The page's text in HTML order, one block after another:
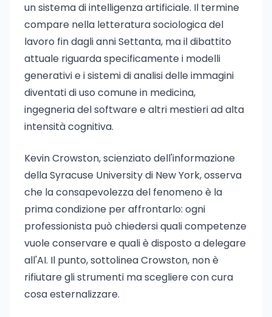
un sistema di intelligenza artificiale. Il termine
compare nella letteratura sociologica del
lavoro fin dagli anni Settanta, ma il dibattito
attuale riguarda specificamente i modelli
generativi e i sistemi di analisi delle immagini
diventati di uso comune in medicina,
ingegneria del software e altri mestieri ad alta
intensità cognitiva.
Kevin Crowston, scienziato dell'informazione
della Syracuse University di New York, osserva
che la consapevolezza del fenomeno è la
prima condizione per affrontarlo: ogni
professionista può chiedersi quali competenze
vuole conservare e quali è disposto a delegare
all'AI. Il punto, sottolinea Crowston, non è
rifiutare gli strumenti ma scegliere con cura
cosa esternalizzare.